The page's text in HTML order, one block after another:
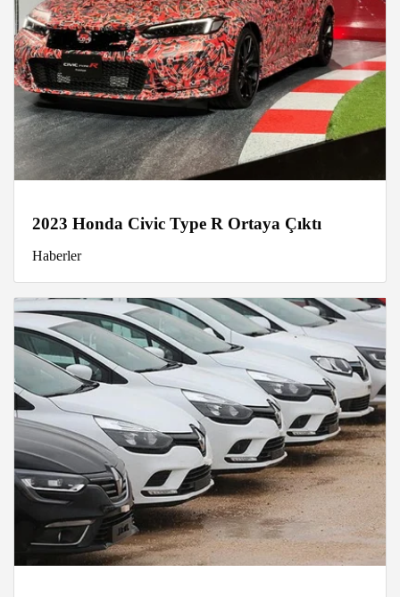
2023 Honda Civic Type R Ortaya Çıktı
Haberler